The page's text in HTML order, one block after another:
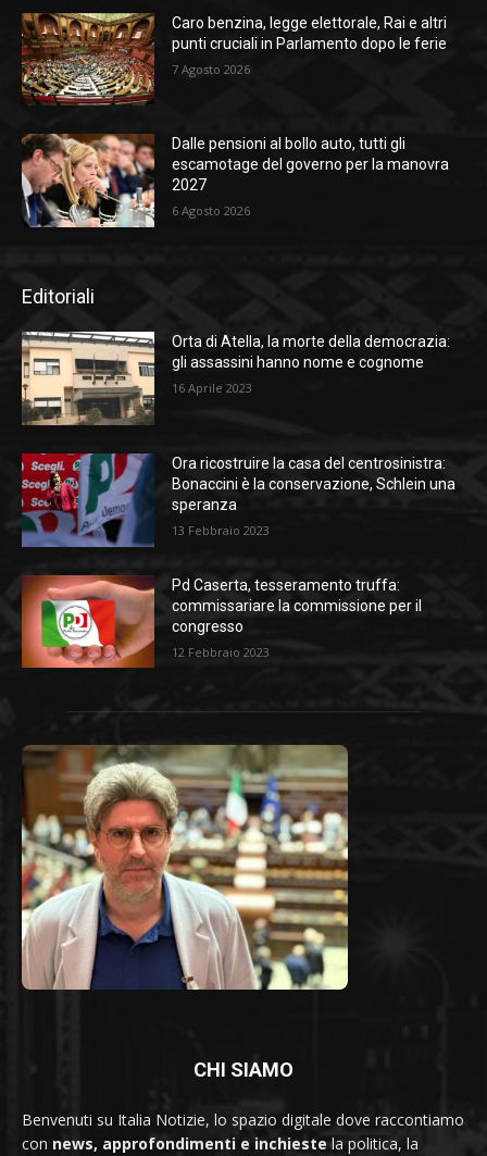
Caro benzina, legge elettorale, Rai e altri
punti cruciali in Parlamento dopo le ferie
7 Agosto 2026
Dalle pensioni al bollo auto, tutti gli
escamotage del governo per la manovra
2027
6 Agosto 2026
Editoriali
Orta di Atella, la morte della democrazia:
gli assassini hanno nome e cognome
16 Aprile 2023
Ora ricostruire la casa del centrosinistra:
Bonaccini è la conservazione, Schlein una
speranza
13 Febbraio 2023
Pd Caserta, tesseramento truffa:
commissariare la commissione per il
congresso
12 Febbraio 2023
CHI SIAMO
Benvenuti su Italia Notizie, lo spazio digitale dove raccontiamo
con news, approfondimenti e inchieste la politica, la